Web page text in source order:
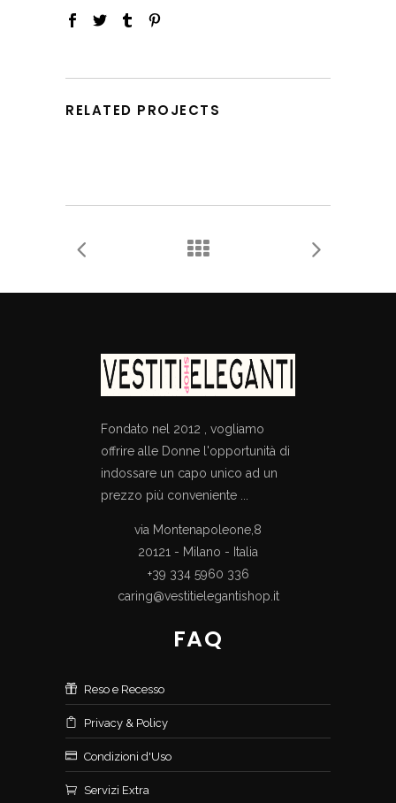
RELATED PROJECTS
Fondato nel 2012 , vogliamo
offrire alle Donne l'opportunità di
indossare un capo unico ad un
prezzo più conveniente ...
via Montenapoleone,8
20121 - Milano - Italia
+39 334 5960 336
caring@vestitielegantishop.it
FAQ
Reso e Recesso
Privacy & Policy
Condizioni d'Uso
Servizi Extra